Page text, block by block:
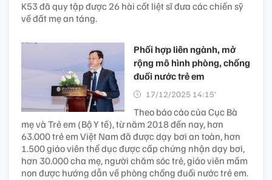
K53 đã quy tập được 26 hài cốt liệt sĩ đưa các chiến sỹ
về đất mẹ an táng.
Phối hợp liên ngành, mở
rộng mô hình phòng, chống
đuối nước trẻ em
17/12/2025 14:15’
Theo báo cáo của Cục Bà
mẹ và Trẻ em (Bộ Y tế), từ năm 2018 đến nay, hơn
63.000 trẻ em Việt Nam đã được dạy bơi an toàn, hơn
1.500 giáo viên thể dục được cấp chứng nhận dạy bơi,
hơn 30.000 cha mẹ, người chăm sóc trẻ, giáo viên mầm
non được hướng dẫn về phòng chống đuối nước trẻ em.